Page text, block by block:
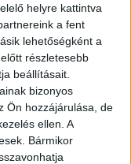
helyre kattintva
a fent
lehetőségként a
részletesebb
beállításait.
bizonyos
Ön hozzájárulása, de
ellen. A
Bármikor
érdeklődve
Ekkor a
fölé
karjelzések
ha lehetséges,
területről.